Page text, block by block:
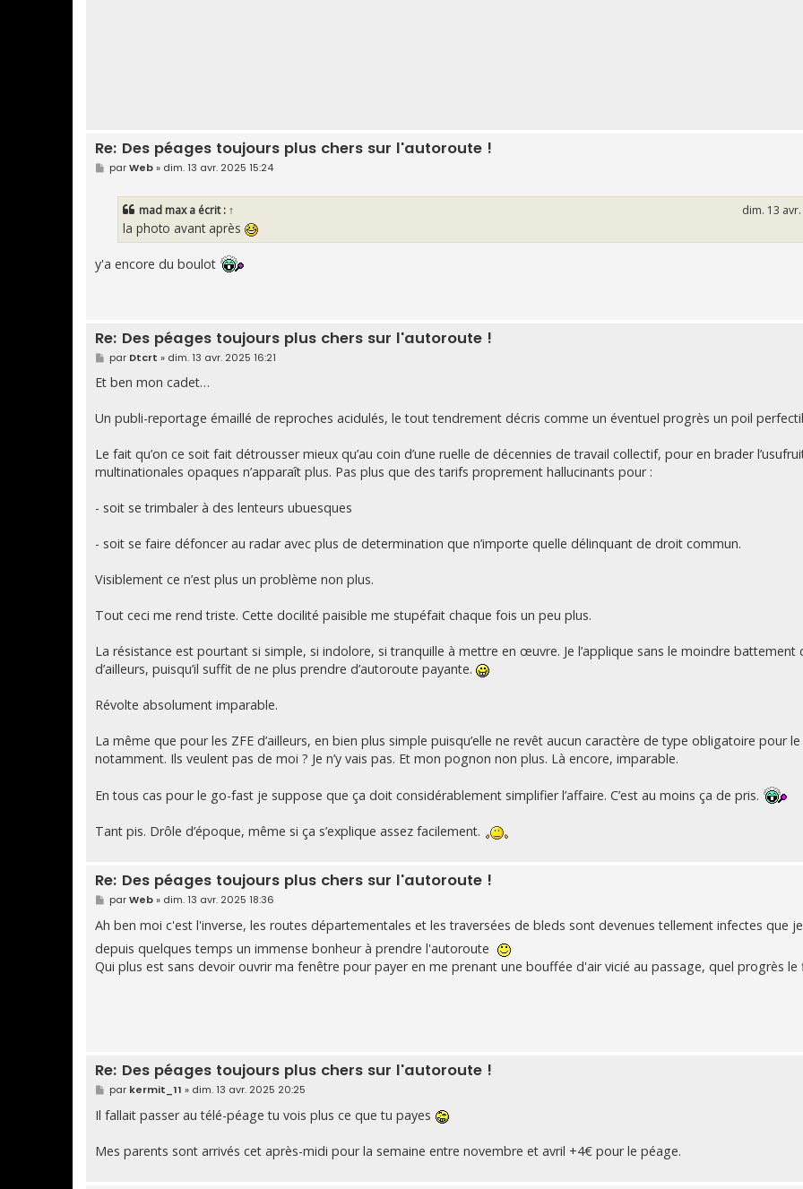
Re: Des péages toujours plus chers sur l'autoroute !
M
e
parWeb» dim. 13 avr. 2025 15:24
mad maxa écrit : ↑ dim. 13
la photo avant après
y'a encore du boulot
Re: Des péages toujours plus chers sur l'autoroute !
M
e
s
s
g
e
par Dtcrt » dim. 13 avr. 2025 16:21
Et ben mon cadet…
Un publi-reportage émaillé de reproches acidulés, le tout tendrement décris comme un éventuel progrès un poil
Le fait qu’on ce soit fait détrousser mieux qu’au coin d’une ruelle de décennies de travail collectif, pour en brader
multinationales opaques n’apparaît plus. Pas plus que des tarifs proprement hallucinants pour :
- soit se trimbaler à des lenteurs ubuesques
- soit se faire défoncer au radar avec plus de determination que n’importe quelle délinquant de droit commun.
Visiblement ce n’est plus un problème non plus.
Tout ceci me rend triste. Cette docilité paisible me stupéfait chaque fois un peu plus.
La résistance est pourtant si simple, si indolore, si tranquille à mettre en œuvre. Je l’applique sans le moindre battement
d’ailleurs, puisqu’il suffit de ne plus prendre d’autoroute payante.
Révolte absolument imparable.
La même que pour les ZFE d’ailleurs, en bien plus simple puisqu’elle ne revêt aucun caractère de type obligatoire pour
notamment. Ils veulent pas de moi ? Je n’y vais pas. Et mon pognon non plus. Là encore, imparable.
En tous cas pour le go-fast je suppose que ça doit considérablement simplifier l’affaire. C’est au moins ça de pris.
Tant pis. Drôle d’époque, même si ça s’explique assez facilement.
Re: Des péages toujours plus chers sur l'autoroute !
M
e
s
s
a
g
e
parWeb» dim. 13 avr. 2025 18:36
Ah ben moi c'est l'inverse, les routes départementales et les traversées de bleds sont devenues tellement infectes que
depuis quelques temps un immense bonheur à prendre l'autoroute
Qui plus est sans devoir ouvrir ma fenêtre pour payer en me prenant une bouffée d'air vicié au passage, quel progrès le
Re: Des péages toujours plus chers sur l'autoroute !
M
e
s
s
g
e
par kermit_11 » dim. 13 avr. 2025 20:25
Il fallait passer au télé-péage tu vois plus ce que tu payes
Mes parents sont arrivés cet après-midi pour la semaine entre novembre et avril +4€ pour le péage.